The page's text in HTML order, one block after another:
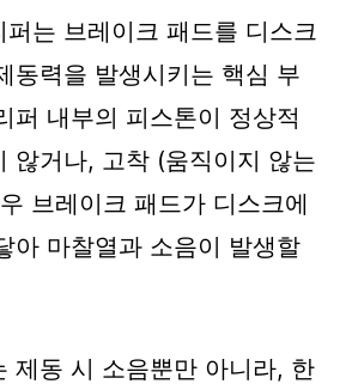
퍼는 브레이크 패드를 디스크
동력을 발생시키는 핵심 부
퍼 내부의 피스톤이 정상적
않거나, 고착 (움직이지 않는
브레이크 패드가 디스크에
아 마찰열과 소음이 발생할
제동 시 소음뿐만 아니라, 한